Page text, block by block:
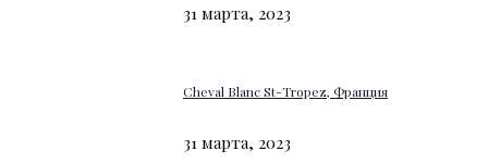
31 марта, 2023
Cheval Blanc St-Tropez, Франция
31 марта, 2023